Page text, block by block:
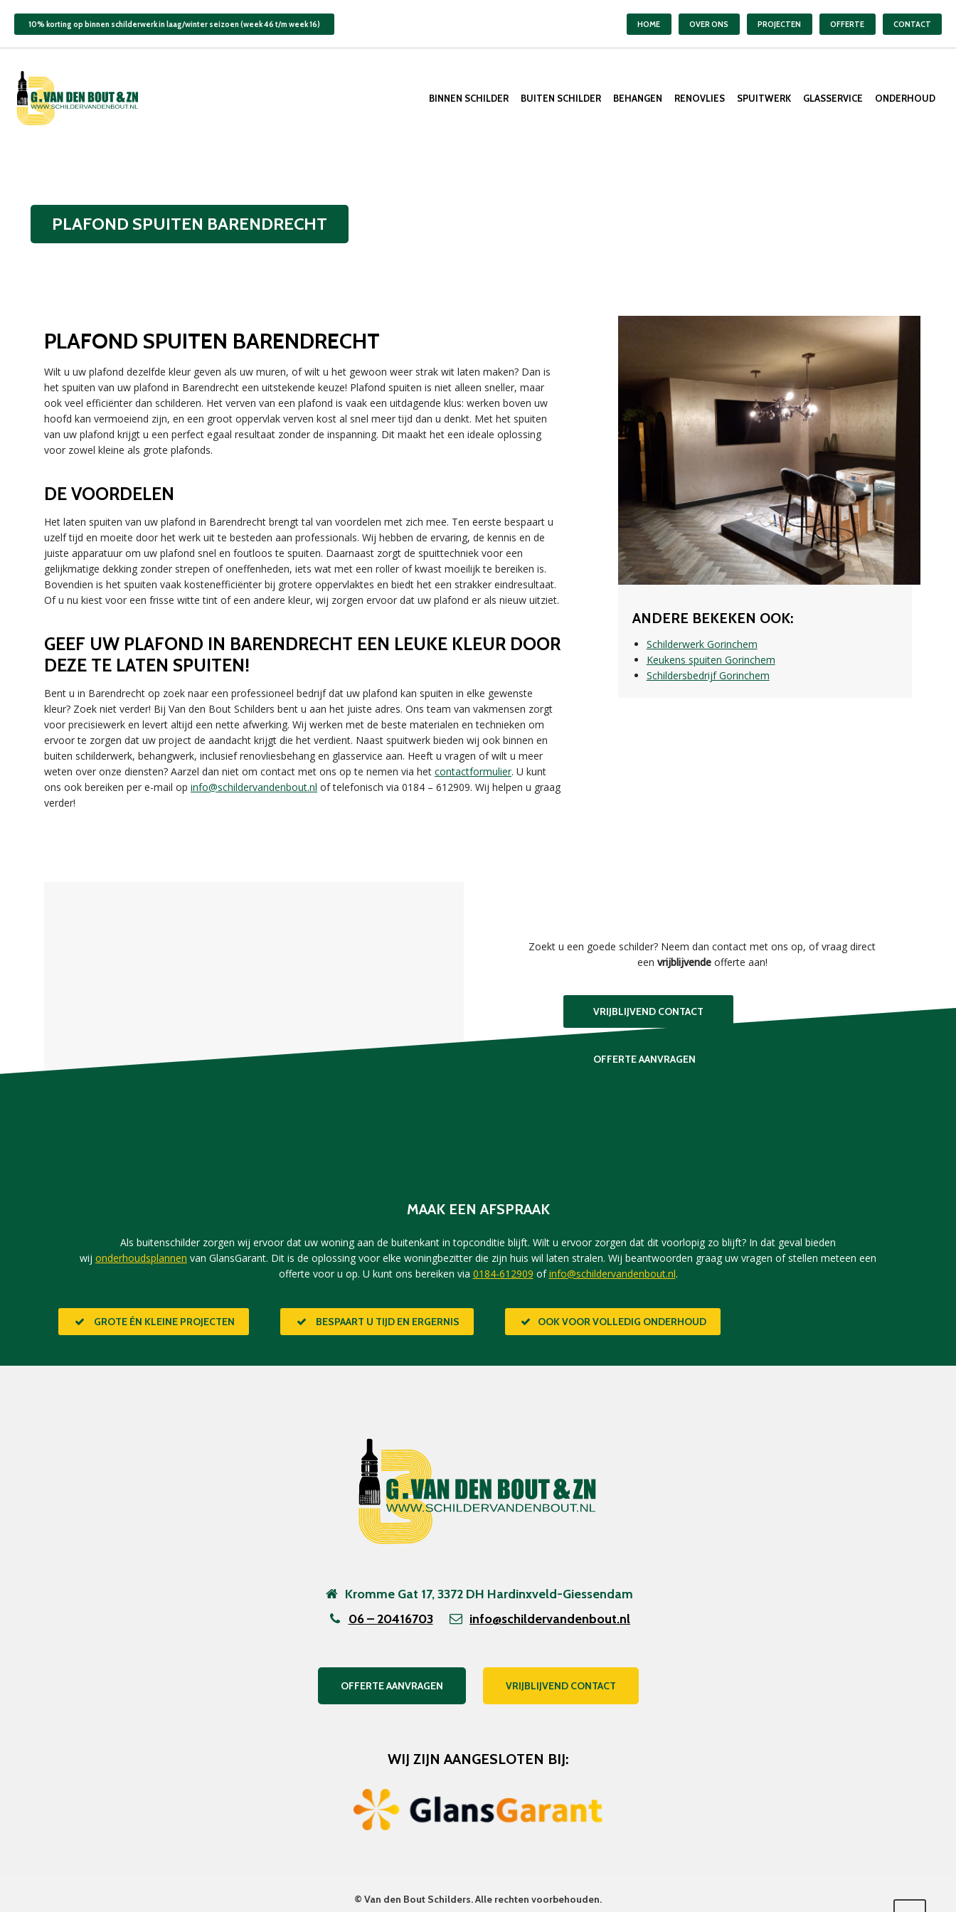
10% korting op binnen schilderwerk in laag/winter seizoen (week 46 t/m week 16) HOME OVER ONS PROJECTEN OFFERTE CONTACT
BINNEN SCHILDER BUITEN SCHILDER BEHANGEN RENOVLIES SPUITWERK GLASSERVICE ONDERHOUD
PLAFOND SPUITEN BARENDRECHT
PLAFOND SPUITEN BARENDRECHT
Wilt u uw plafond dezelfde kleur geven als uw muren, of wilt u het gewoon weer strak wit laten maken? Dan is
het spuiten van uw plafond in Barendrecht een uitstekende keuze! Plafond spuiten is niet alleen sneller, maar
ook veel efficiënter dan schilderen. Het verven van een plafond is vaak een uitdagende klus: werken boven uw
hoofd kan vermoeiend zijn, en een groot oppervlak verven kost al snel meer tijd dan u denkt. Met het spuiten
van uw plafond krijgt u een perfect egaal resultaat zonder de inspanning. Dit maakt het een ideale oplossing
voor zowel kleine als grote plafonds.
DE VOORDELEN
Het laten spuiten van uw plafond in Barendrecht brengt tal van voordelen met zich mee. Ten eerste bespaart u
uzelf tijd en moeite door het werk uit te besteden aan professionals. Wij hebben de ervaring, de kennis en de
juiste apparatuur om uw plafond snel en foutloos te spuiten. Daarnaast zorgt de spuittechniek voor een
gelijkmatige dekking zonder strepen of oneffenheden, iets wat met een roller of kwast moeilijk te bereiken is.
Bovendien is het spuiten vaak kostenefficiënter bij grotere oppervlaktes en biedt het een strakker eindresultaat.
Of u nu kiest voor een frisse witte tint of een andere kleur, wij zorgen ervoor dat uw plafond er als nieuw uitziet.
GEEF UW PLAFOND IN BARENDRECHT EEN LEUKE KLEUR DOOR
DEZE TE LATEN SPUITEN!
Bent u in Barendrecht op zoek naar een professioneel bedrijf dat uw plafond kan spuiten in elke gewenste
kleur? Zoek niet verder! Bij Van den Bout Schilders bent u aan het juiste adres. Ons team van vakmensen zorgt
voor precisiewerk en levert altijd een nette afwerking. Wij werken met de beste materialen en technieken om
ervoor te zorgen dat uw project de aandacht krijgt die het verdient. Naast spuitwerk bieden wij ook binnen en
buiten schilderwerk, behangwerk, inclusief renovliesbehang en glasservice aan. Heeft u vragen of wilt u meer
weten over onze diensten? Aarzel dan niet om contact met ons op te nemen via het contactformulier. U kunt
ons ook bereiken per e-mail op info@schildervandenbout.nl of telefonisch via 0184 – 612909. Wij helpen u graag
verder!
ANDERE BEKEKEN OOK:
Schilderwerk Gorinchem
Keukens spuiten Gorinchem
Schildersbedrijf Gorinchem
Zoekt u een goede schilder? Neem dan contact met ons op, of vraag direct
een vrijblijvende offerte aan!
VRIJBLIJVEND CONTACT
OFFERTE AANVRAGEN
MAAK EEN AFSPRAAK
Als buitenschilder zorgen wij ervoor dat uw woning aan de buitenkant in topconditie blijft. Wilt u ervoor zorgen dat dit voorlopig zo blijft? In dat geval bieden
wij onderhoudsplannen van GlansGarant. Dit is de oplossing voor elke woningbezitter die zijn huis wil laten stralen. Wij beantwoorden graag uw vragen of stellen meteen een
offerte voor u op. U kunt ons bereiken via 0184-612909 ofinfo@schildervandenbout.nl.
GROTE ÉN KLEINE PROJECTEN BESPAART U TIJD EN ERGERNIS OOK VOOR VOLLEDIG ONDERHOUD
Kromme Gat 17, 3372 DH Hardinxveld-Giessendam
06 – 20416703
info@schildervandenbout.nl
OFFERTE AANVRAGEN VRIJBLIJVEND CONTACT
WIJ ZIJN AANGESLOTEN BIJ:
© Van den Bout Schilders. Alle rechten voorbehouden.